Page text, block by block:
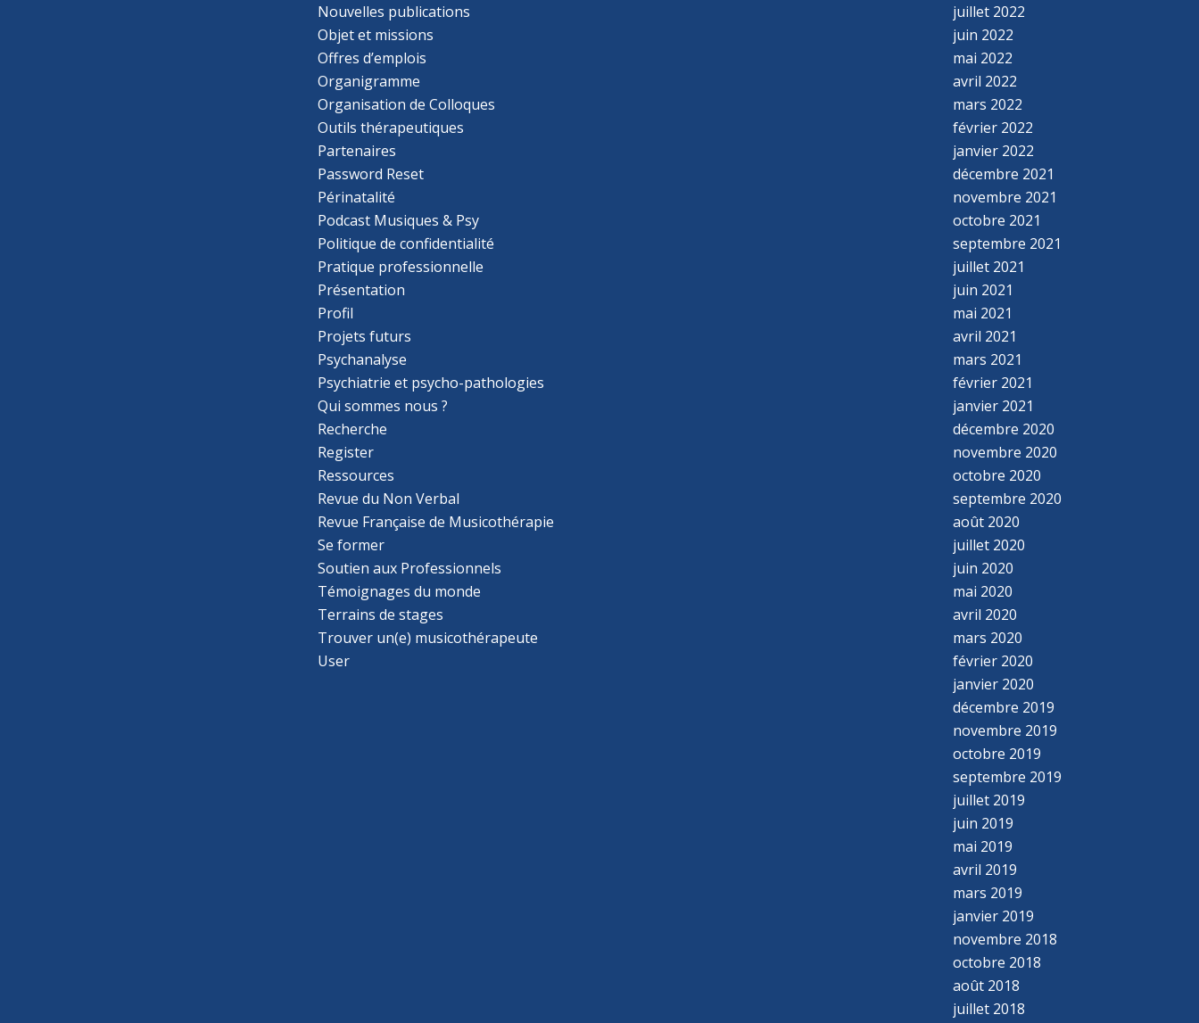
Nouvelles publications
Objet et missions
Offres d’emplois
Organigramme
Organisation de Colloques
Outils thérapeutiques
Partenaires
Password Reset
Périnatalité
Podcast Musiques & Psy
Politique de confidentialité
Pratique professionnelle
Présentation
Profil
Projets futurs
Psychanalyse
Psychiatrie et psycho-pathologies
Qui sommes nous ?
Recherche
Register
Ressources
Revue du Non Verbal
Revue Française de Musicothérapie
Se former
Soutien aux Professionnels
Témoignages du monde
Terrains de stages
Trouver un(e) musicothérapeute
User
juillet 2022
juin 2022
mai 2022
avril 2022
mars 2022
février 2022
janvier 2022
décembre 2021
novembre 2021
octobre 2021
septembre 2021
juillet 2021
juin 2021
mai 2021
avril 2021
mars 2021
février 2021
janvier 2021
décembre 2020
novembre 2020
octobre 2020
septembre 2020
août 2020
juillet 2020
juin 2020
mai 2020
avril 2020
mars 2020
février 2020
janvier 2020
décembre 2019
novembre 2019
octobre 2019
septembre 2019
juillet 2019
juin 2019
mai 2019
avril 2019
mars 2019
janvier 2019
novembre 2018
octobre 2018
août 2018
juillet 2018